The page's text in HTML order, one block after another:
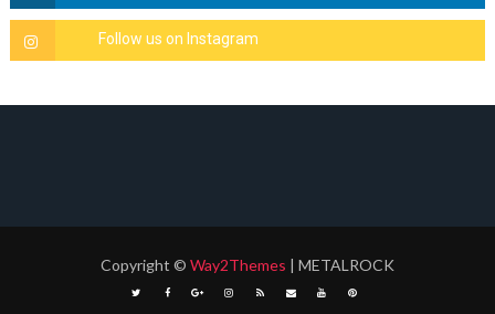
Copyright © Way2Themes | METALROCK